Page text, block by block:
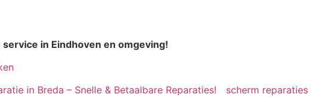
in Eindhoven en omgeving!
in Breda – Snelle & Betaalbare Reparaties!
scherm reparaties